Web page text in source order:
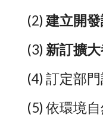
    (2)
建立開
    (3)
新訂擴
(4) 訂定